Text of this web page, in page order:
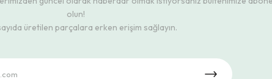
olun!
sayıda üretilen parçalara erken erişim sağlayın.